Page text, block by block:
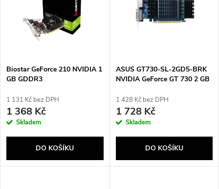
p
r
o
u
s
p
r
o
d
Biostar GeForce 210 NVIDIA 1
GB GDDR3
1 131 Kč bez DPH
1 368 Kč
Skladem
DO KOŠÍKU
ASUS GT730-SL-2GD5-BRK
NVIDIA GeForce GT 730 2 GB
1 428 Kč bez DPH
1 728 Kč
Skladem
DO KOŠÍKU